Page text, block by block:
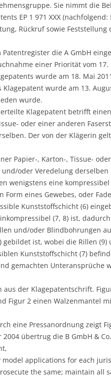
Sie nimmt die
EP 1 971 XXX
Rückruf sowie
die A GmbH
einer Priorität vom 17.
wurde am 18. Mai
wurde am 13.
wurde.
Klagepatent betrifft
oder einer anderen
Der von der Klägerin
Papier-, Karton-, Tissue-
oder Veredelung
wenigstens eine
eines Gewebes, oder
Kunststoffschicht (6)
(7, 8) ist,
und/oder Blindbohrungen
gebildet ist, wobei die Rillen
Kunststoffschicht (7)
gemachten Unteransprüche
der Klagepatentschrift.
Figur 2 einen Walzenmantel
eine Pressanordnung zeigt
übertrug die B GmbH &
applications for each
the same; maintain all